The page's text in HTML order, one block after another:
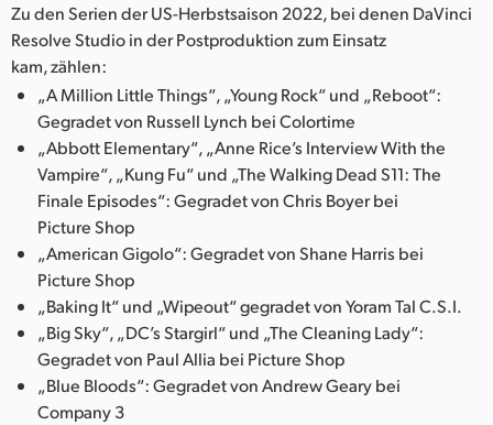
Zu den Serien der US-Herbstsaison 2022, bei denen DaVinci
Resolve Studio in der Postproduktion zum Einsatz
kam, zählen:
„A Million Little Things“, „Young Rock“ und „Reboot“:
Gegradet von Russell Lynch bei Colortime
„Abbott Elementary“, „Anne Rice’s Interview With the
Vampire“, „Kung Fu“ und „The Walking Dead S11: The
Finale Episodes“: Gegradet von Chris Boyer bei
Picture Shop
„American Gigolo“: Gegradet von Shane Harris bei
Picture Shop
„Baking It“ und „Wipeout“ gegradet von Yoram Tal C.S.I.
„Big Sky“, „DC’s Stargirl“ und „The Cleaning Lady“:
Gegradet von Paul Allia bei Picture Shop
„Blue Bloods“: Gegradet von Andrew Geary bei
Company 3